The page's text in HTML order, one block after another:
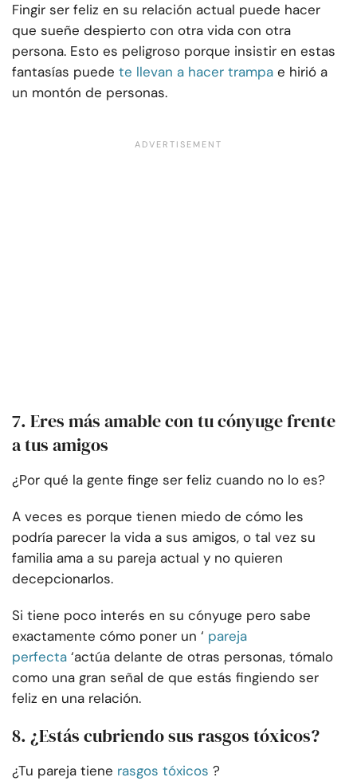
Fingir ser feliz en su relación actual puede hacer
que sueñe despierto con otra vida con otra
persona. Esto es peligroso porque insistir en estas
fantasías puede te llevan a hacer trampa e hirió a
un montón de personas.
7. Eres más amable con tu cónyuge frente
a tus amigos
¿Por qué la gente finge ser feliz cuando no lo es?
A veces es porque tienen miedo de cómo les
podría parecer la vida a sus amigos, o tal vez su
familia ama a su pareja actual y no quieren
decepcionarlos.
Si tiene poco interés en su cónyuge pero sabe
exactamente cómo poner un ‘ pareja
perfecta ‘actúa delante de otras personas, tómalo
como una gran señal de que estás fingiendo ser
feliz en una relación.
8. ¿Estás cubriendo sus rasgos tóxicos?
¿Tu pareja tiene rasgos tóxicos ?